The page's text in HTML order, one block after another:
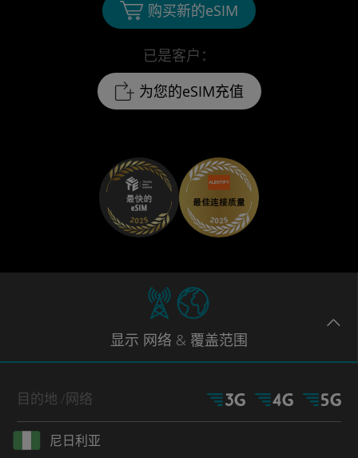
已是客户：
为您的eSIM充值
购买新的eSIM
显示 网络 & 覆盖范围
目的地 /网络
尼日利亚